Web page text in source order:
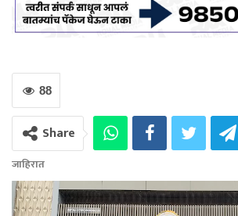
88
Share
जाहिरात
Video
Player